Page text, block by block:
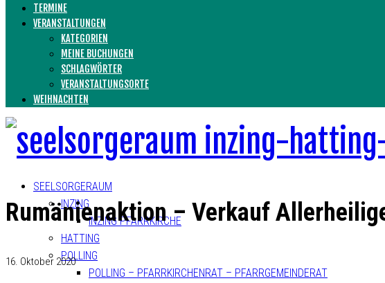
TERMINE
VERANSTALTUNGEN
KATEGORIEN
MEINE BUCHUNGEN
SCHLAGWÖRTER
VERANSTALTUNGSORTE
WEIHNACHTEN
SEELSORGERAUM
INZING
INZING PFARRKIRCHE
HATTING
POLLING
POLLING – PFARRKIRCHENRAT – PFARRGEMEINDERAT
Rumänienaktion – Verkauf
16. Oktober 2020